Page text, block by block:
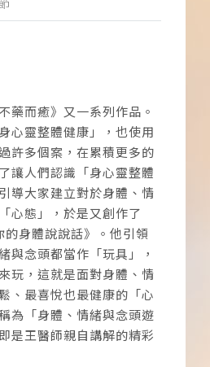
藥而癒》又一系列作品。
心靈整體健康」，也使用
許多個案，在累積更多的
讓人們認識「身心靈整體
導大家建立對於身體、情
心態」，於是又創作了
的身體說說話》。他引領
與念頭都當作「玩具」，
玩，這就是面對身體、情
、最喜悅也最健康的「心
為「身體、情緒與念頭遊
是王醫師親自講解的精彩